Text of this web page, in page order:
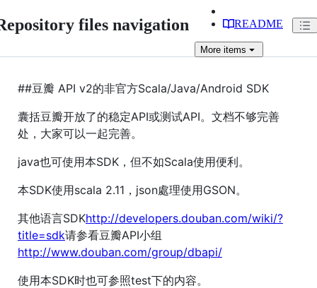
files navigation README
More items
##豆瓣 API v2的非官方Scala/Java/Android SDK
囊括豆瓣开放了的稳定API或测试API。文档不够完善
处，大家可以一起完善。
java也可使用本SDK，但不如Scala使用便利。
本SDK使用scala 2.11，json處理使用GSON。
其他语言SDKhttp://developers.douban.com/wiki/?
title=sdk请参看豆瓣API小组
http://www.douban.com/group/dbapi/
使用本SDK时也可参照test下的内容。